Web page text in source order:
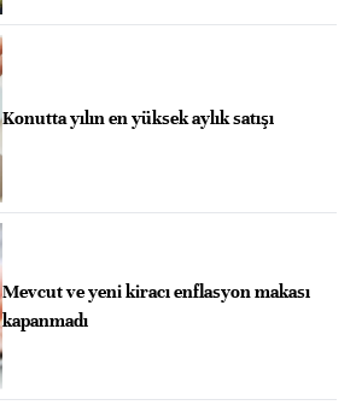
Konutta yılın en yüksek aylık satışı
Mevcut ve yeni kiracı enflasyon makası
kapanmadı